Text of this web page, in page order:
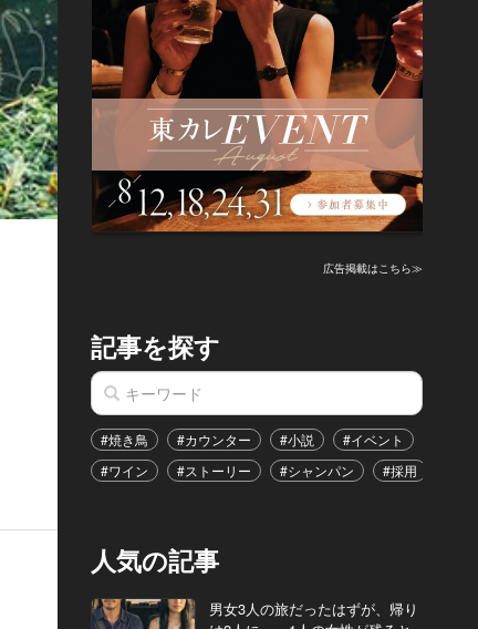
広告掲載はこちら≫
記事を探す
#焼き鳥 #カウンター #小説 #イベント
#ワイン
#ストーリー #シャンパン #採用
人気の記事
男女3人の旅だったはずが、帰り